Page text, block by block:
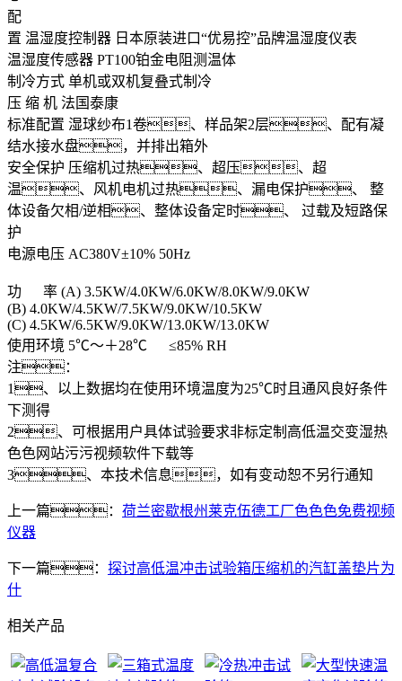
配
置 温湿度控制器 日本原装进口“优易控”品牌温湿度仪表
温湿度传感器 PT100铂金电阻测温体
制冷方式 单机或双机复叠式制冷
压 缩 机 法国泰康
标准配置 湿球纱布1卷、样品架2层、配有凝
结水接水盘，并排出箱外
安全保护 压缩机过热、超压、超
温、风机电机过热、漏电保护、 整
体设备欠相/逆相、整体设备定时、 过载及短路保
护
电源电压 AC380V±10% 50Hz
功 率 (A) 3.5KW/4.0KW/6.0KW/8.0KW/9.0KW
(B) 4.0KW/4.5KW/7.5KW/9.0KW/10.5KW
(C) 4.5KW/6.5KW/9.0KW/13.0KW/13.0KW
使用环境 5℃～＋28℃ ≤85% RH
注：
1、以上数据均在使用环境温度为25℃时且通风良好条件
下测得
2、可根据用户具体试验要求非标定制高低温交变湿热
色色网站污污视频软件下载等
3、本技术信息，如有变动恕不另行通知
上一篇： 荷兰密歇根州莱克伍德工厂色色色免费视频
仪器
下一篇： 探讨高低温冲击试验箱压缩机的汽缸盖垫片为
什
相关产品